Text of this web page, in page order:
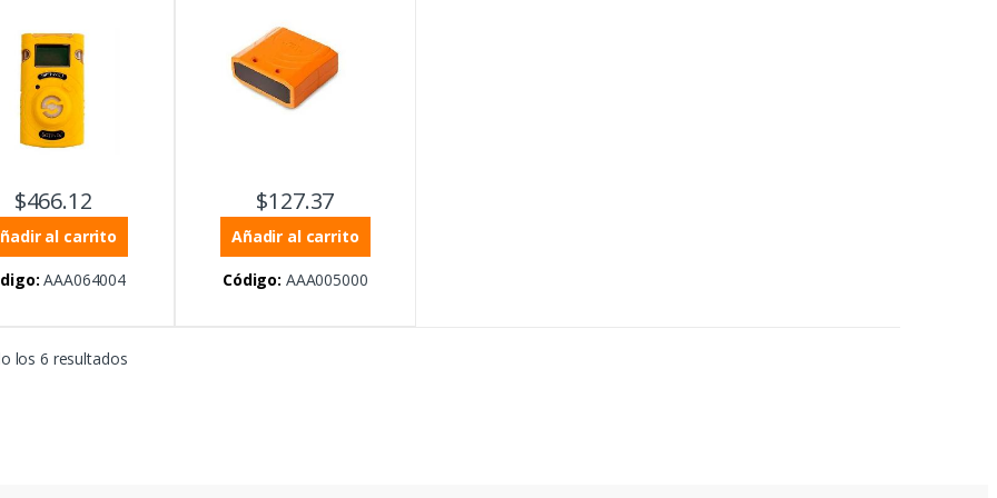
$466.12
al carrito
AAA064004
$127.37
Añadir al carrito
Código: AAA005000
los 6 resultados